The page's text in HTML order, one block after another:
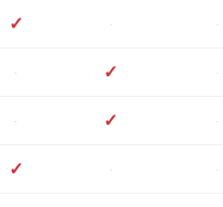
✓ ·
·
· ✓
·
· ✓
·
✓ ·
·